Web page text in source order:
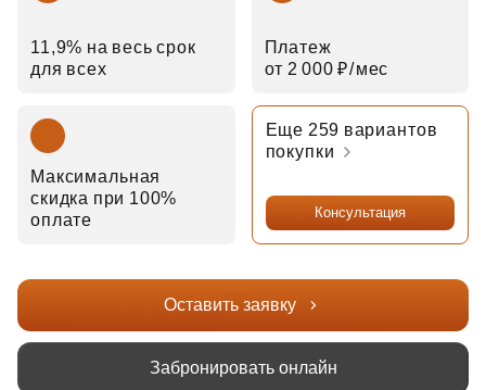
11,9% на весь срок
для всех
Платеж
от 2 000 ₽⁠/⁠мес
Максимальная
скидка при 100%
оплате
Еще 259 вариантов
покупки
Консультация
Оставить заявку
Забронировать онлайн